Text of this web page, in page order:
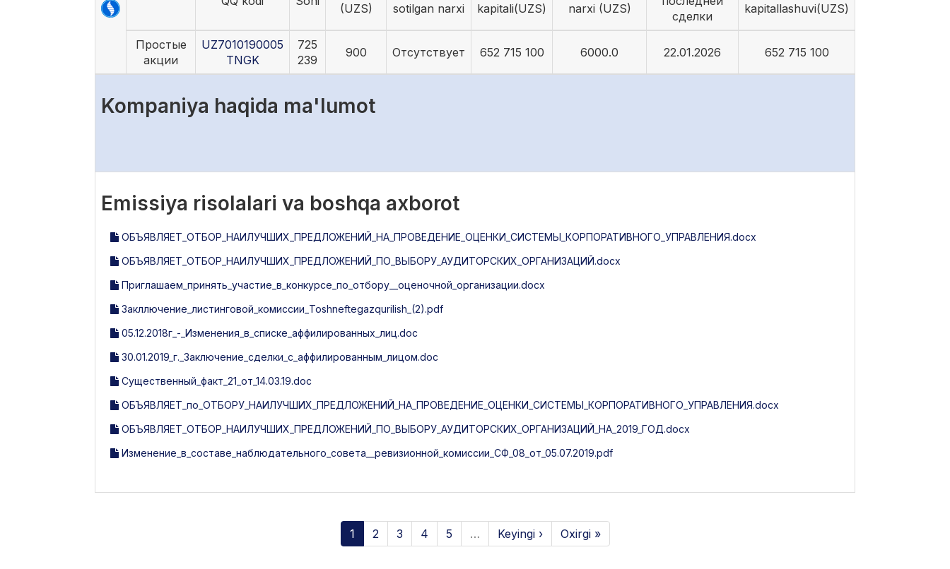
(UZS)
sotilgan narxi
kapitali(UZS)
narxi (UZS)
сделки
kapitallashuvi(UZS)
Простые
акции
UZ7010190005
TNGK
725
239
900 Отсутствует 652 715 100 6000.0 22.01.2026 652 715 100
Kompaniya haqida ma'lumot
Emissiya risolalari va boshqa axborot
ОБЪЯВЛЯЕТ_ОТБОР_НАИЛУЧШИХ_ПРЕДЛОЖЕНИЙ_НА_ПРОВЕДЕНИЕ_ОЦЕНКИ_СИСТЕМЫ_КОРПОРАТИВНОГО_УПРАВЛЕНИЯ.docx
ОБЪЯВЛЯЕТ_ОТБОР_НАИЛУЧШИХ_ПРЕДЛОЖЕНИЙ_ПО_ВЫБОРУ_АУДИТОРСКИХ_ОРГАНИЗАЦИЙ.docx
Приглашаем_принять_участие_в_конкурсе_по_отбору__оценочной_организации.docx
Закллючение_листинговой_комиссии_Toshneftegazqurilish_(2).pdf
05.12.2018г_-_Изменения_в_списке_аффилированных_лиц.doc
30.01.2019_г._Заключение_сделки_с_аффилированным_лицом.doc
Существенный_факт_21_от_14.03.19.doc
ОБЪЯВЛЯЕТ_по_ОТБОРУ_НАИЛУЧШИХ_ПРЕДЛОЖЕНИЙ_НА_ПРОВЕДЕНИЕ_ОЦЕНКИ_СИСТЕМЫ_КОРПОРАТИВНОГО_УПРАВЛЕНИЯ.docx
ОБЪЯВЛЯЕТ_ОТБОР_НАИЛУЧШИХ_ПРЕДЛОЖЕНИЙ_ПО_ВЫБОРУ_АУДИТОРСКИХ_ОРГАНИЗАЦИЙ_НА_2019_ГОД.docx
Изменение_в_составе_наблюдательного_совета__ревизионной_комиссии_СФ_08_от_05.07.2019.pdf
1 2 3 4 5 … Keyingi › Oxirgi »